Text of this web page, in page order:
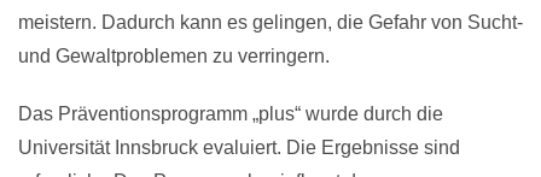
meistern. Dadurch kann es gelingen, die Gefahr von Sucht-
und Gewaltproblemen zu verringern.
Das Präventionsprogramm „plus“ wurde durch die
Universität Innsbruck evaluiert. Die Ergebnisse sind